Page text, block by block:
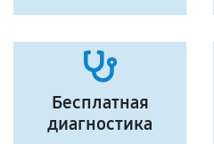
Бесплатная
диагностика